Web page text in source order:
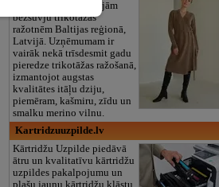
lielākajām inovatīvajām
bezšuvju trikotāžas
ražotnēm Baltijas reģionā,
Latvijā. Uzņēmumam ir
vairāk nekā trīsdesmit gadu
pieredze trikotāžas ražošanā,
izmantojot augstas
kvalitātes itāļu dziju,
piemēram, kašmiru, zīdu un
smalku merino vilnu.
Kartridzuuzpilde.lv
Kārtridžu Uzpilde piedāvā
ātru un kvalitatīvu kārtridžu
uzpildes pakalpojumu un
plašu jaunu kārtridžu klāstu